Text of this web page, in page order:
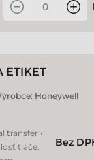
ETIKET
Honeywell
transfer •
tlače:
Bez